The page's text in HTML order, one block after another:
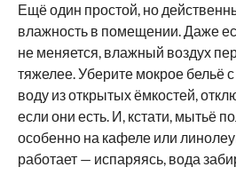
Ещё один простой, но
влажность в помещении. Даже
не меняется, влажный воздух
тяжелее. Уберите мокрое бельё
воду из открытых ёмкостей,
если они есть. И, кстати, мытьё
особенно на кафеле или
работает — испаряясь, вода